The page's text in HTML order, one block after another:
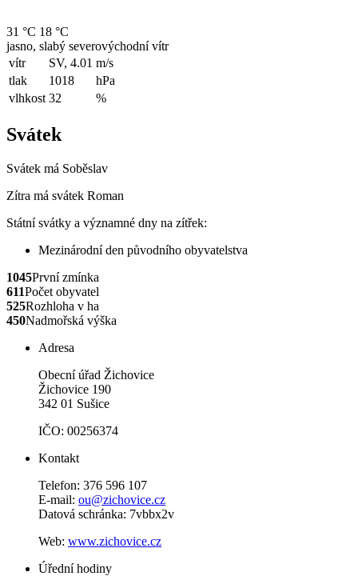
31 °C 18 °C
jasno, slabý severovýchodní vítr
vítr
SV, 4.01 m/s
tlak
1018
hPa
vlhkost 32 %
Svátek
Svátek má Soběslav
Zítra má svátek Roman
Státní svátky a významné dny na zítřek:
Mezinárodní den původního obyvatelstva
1045První zmínka
611Počet obyvatel
525Rozhloha v ha
450Nadmořská výška
Adresa
Obecní úřad Žichovice
Žichovice 190
342 01 Sušice
IČO: 00256374
Kontakt
Telefon: 376 596 107
E-mail: ou@zichovice.cz
Datová schránka: 7vbbx2v
Web: www.zichovice.cz
Úřední hodiny